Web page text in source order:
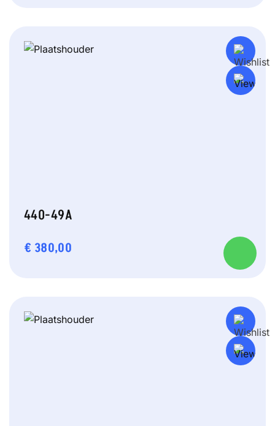
440-49A
€ 380,00